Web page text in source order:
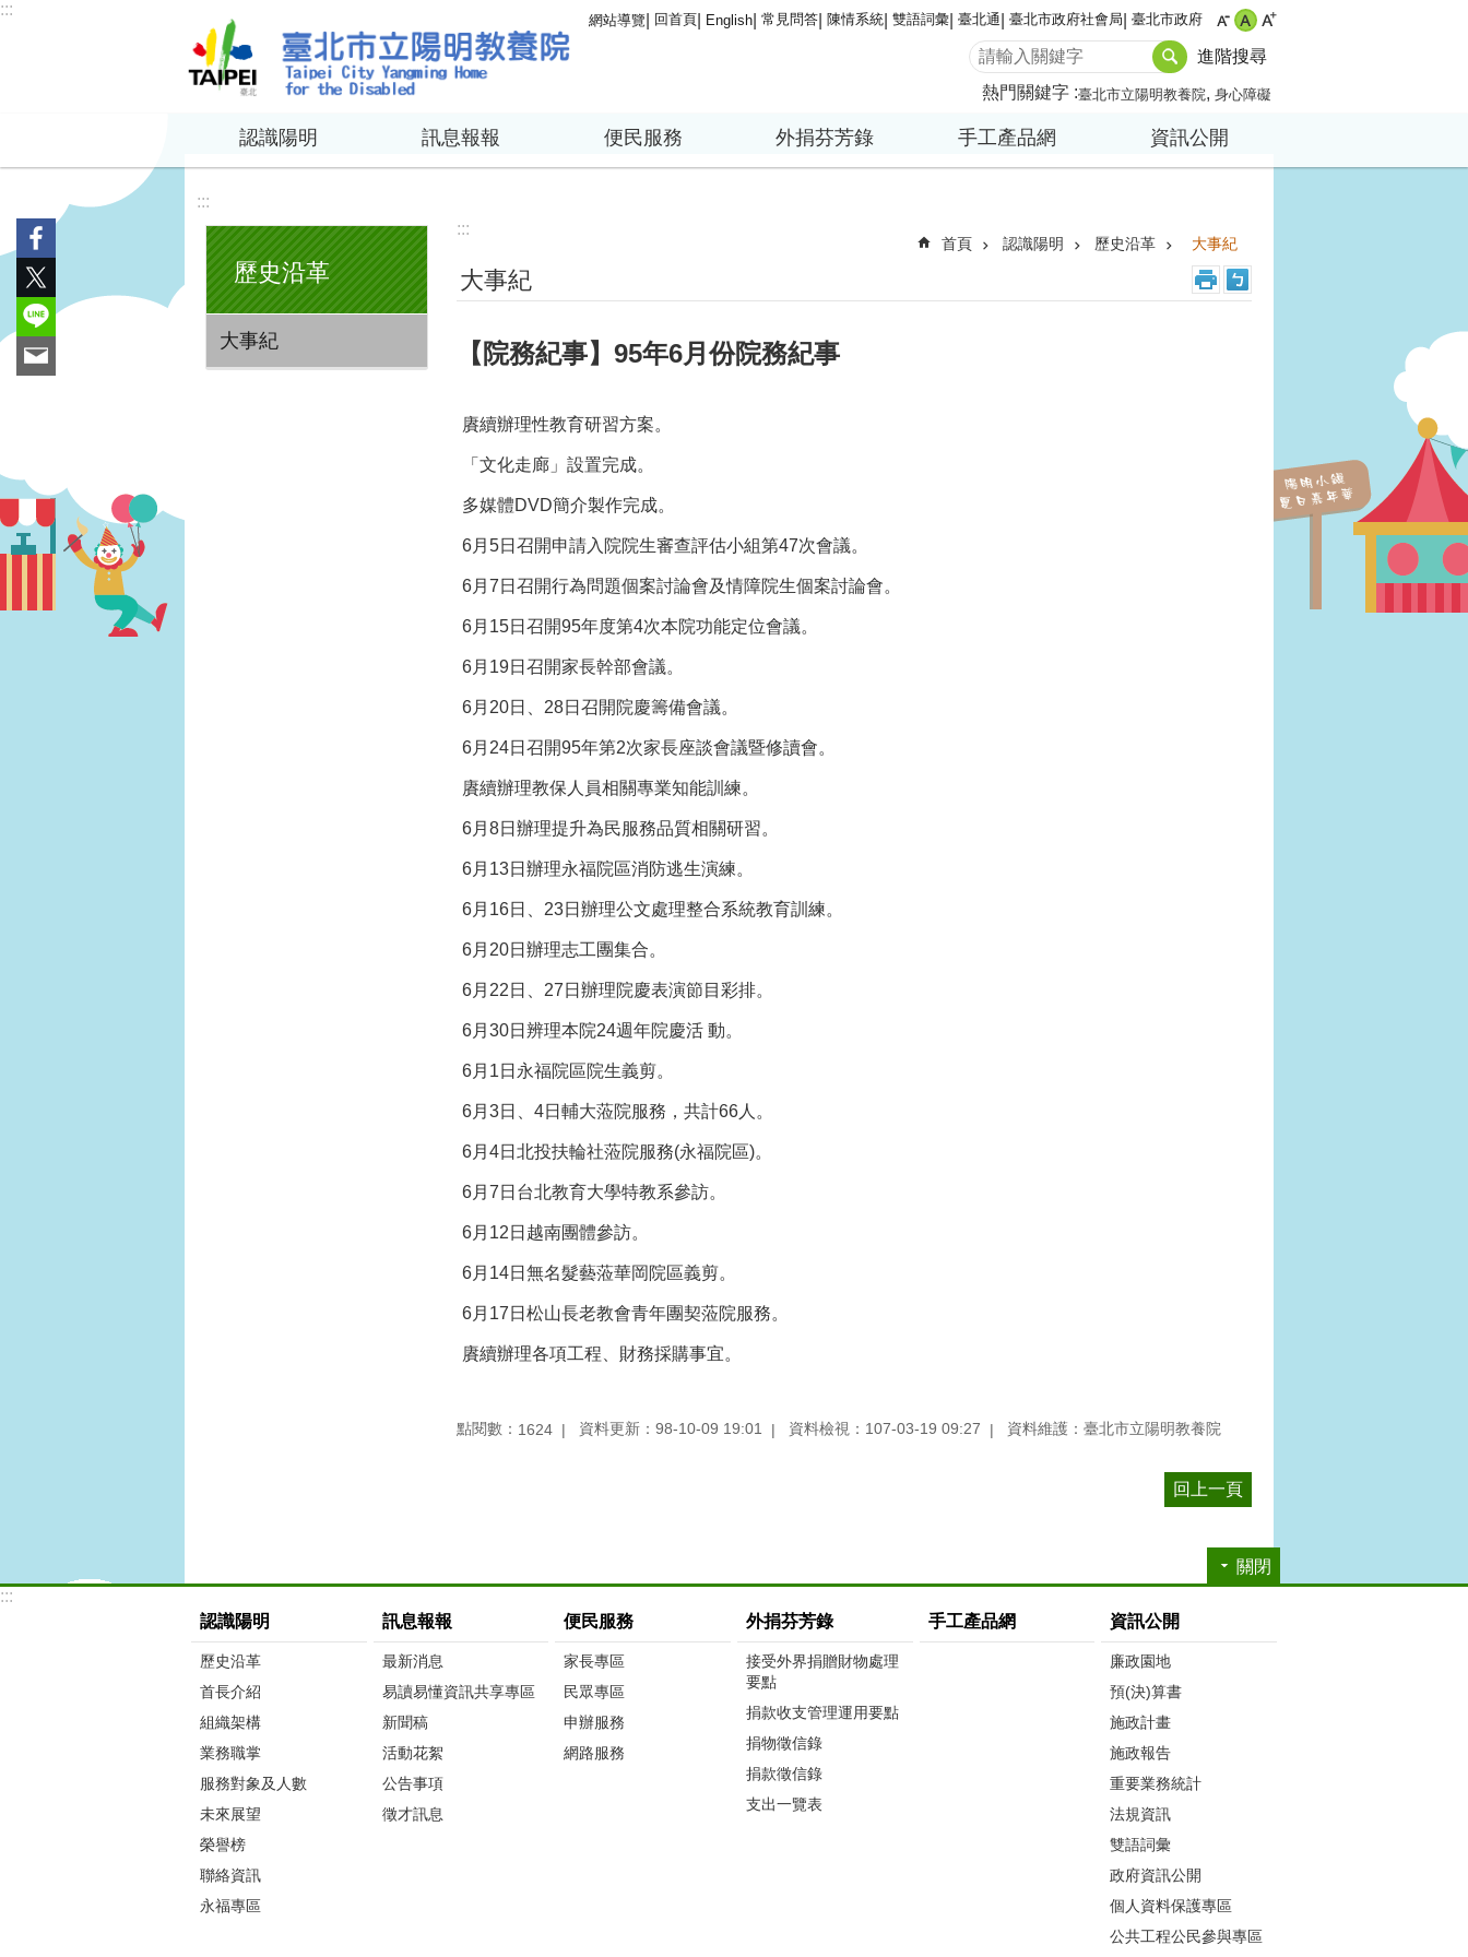
跳到主要內容區塊
:::
網站導覽 回首頁 English 常見問答 陳情系統 雙語詞彙 臺北通 臺北市政府社會局 臺北市政府
進階搜尋
熱門關鍵字 臺北市立陽明教養院 身心障礙
認識陽明 訊息報報 便民服務 外捐芬芳錄 手工產品網 資訊公開
:::
歷史沿革
大事紀
:::
首頁 認識陽明 歷史沿革 大事紀
大事紀
【院務紀事】95年6月份院務紀事
賡續辦理性教育研習方案。
「文化走廊」設置完成。
多媒體DVD簡介製作完成。
6月5日召開申請入院院生審查評估小組第47次會議。
6月7日召開行為問題個案討論會及情障院生個案討論會。
6月15日召開95年度第4次本院功能定位會議。
6月19日召開家長幹部會議。
6月20日、28日召開院慶籌備會議。
6月24日召開95年第2次家長座談會議暨修讀會。
賡續辦理教保人員相關專業知能訓練。
6月8日辦理提升為民服務品質相關研習。
6月13日辦理永福院區消防逃生演練。
6月16日、23日辦理公文處理整合系統教育訓練。
6月20日辦理志工團集合。
6月22日、27日辦理院慶表演節目彩排。
6月30日辨理本院24週年院慶活 動。
6月1日永福院區院生義剪。
6月3日、4日輔大蒞院服務，共計66人。
6月4日北投扶輪社蒞院服務(永福院區)。
6月7日台北教育大學特教系參訪。
6月12日越南團體參訪。
6月14日無名髮藝蒞華岡院區義剪。
6月17日松山長老教會青年團契蒞院服務。
賡續辦理各項工程、財務採購事宜。
點閱數： 1624 資料更新：98-10-09 19:01 資料檢視：107-03-19 09:27 資料維護：臺北市立陽明教養院
回上一頁
關閉
:::
認識陽明
歷史沿革
首長介紹
組織架構
業務職掌
服務對象及人數
未來展望
榮譽榜
聯絡資訊
永福專區
訊息報報
最新消息
易讀易懂資訊共享專區
新聞稿
活動花絮
公告事項
徵才訊息
便民服務
家長專區
民眾專區
申辦服務
網路服務
外捐芬芳錄
接受外界捐贈財物處理
要點
捐款收支管理運用要點
捐物徵信錄
捐款徵信錄
支出一覽表
手工產品網 資訊公開
廉政園地
預(決)算書
施政計畫
施政報告
重要業務統計
法規資訊
雙語詞彙
政府資訊公開
個人資料保護專區
公共工程公民參與專區